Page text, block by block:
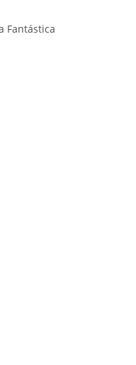
Fantástica